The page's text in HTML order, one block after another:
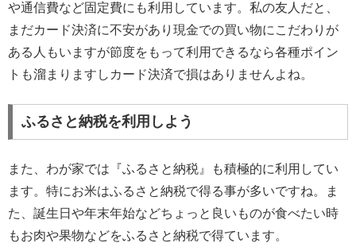
や通信費など固定費にも利用しています。私の友人だと、
まだカード決済に不安があり現金での買い物にこだわりが
ある人もいますが節度をもって利用できるなら各種ポイン
トも溜まりますしカード決済で損はありませんよね。
ふるさと納税を利用しよう
また、わが家では『ふるさと納税』も積極的に利用してい
ます。特にお米はふるさと納税で得る事が多いですね。ま
た、誕生日や年末年始などちょっと良いものが食べたい時
もお肉や果物などをふるさと納税で得ています。